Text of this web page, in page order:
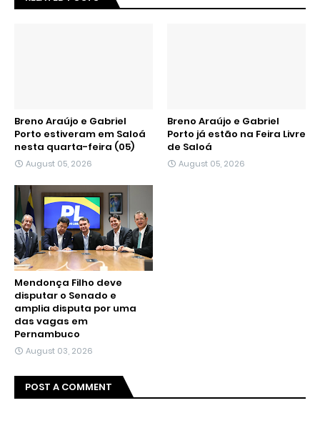
Breno Araújo e Gabriel
Porto estiveram em Saloá
nesta quarta-feira (05)
August 05, 2026
Breno Araújo e Gabriel
Porto já estão na Feira Livre
de Saloá
August 05, 2026
Mendonça Filho deve
disputar o Senado e
amplia disputa por uma
das vagas em
Pernambuco
August 03, 2026
POST A COMMENT